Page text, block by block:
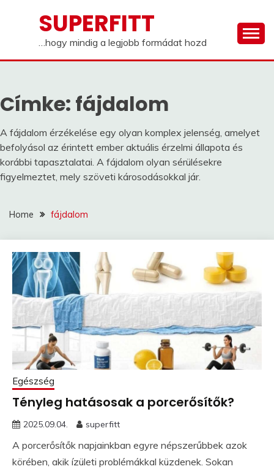
SUPERFITT
…hogy mindig a legjobb formádat hozd
Címke: fájdalom
A fájdalom érzékelése egy olyan komplex jelenség, amelyet
befolyásol az érintett ember aktuális érzelmi állapota és
korábbi tapasztalatai. A fájdalom olyan sérülésekre
figyelmeztet, mely szöveti károsodásokkal jár.
Home fájdalom
Egészség
Tényleg hatásosak a porcerősítők?
2025.09.04. superfitt
A porcerősítők napjainkban egyre népszerűbbek azok
körében, akik ízületi problémákkal küzdenek. Sokan